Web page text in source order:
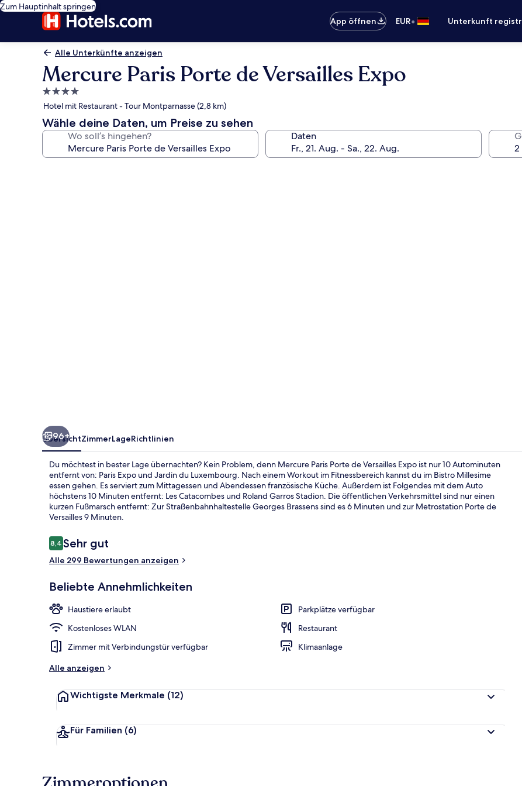
Zum Hauptinhalt springen
App öffnen
EUR• Unterkunft
Alle Unterkünfte anzeigen
Mercure Paris Porte de Versailles Expo
4.0-
Sterne-
Unterkunft
Hotel mit Restaurant - Tour Montparnasse (2,8 km)
Wähle deine Daten, um Preise zu sehen
Wo soll’s hingehen? Daten
Privilege,
96+
ÜbersichtZimmerLageRichtlinien
Du möchtest in bester Lage übernachten? Kein Problem, denn Mercure Paris Porte de Versailles Expo ist nur 10 Autominuten
entfernt von: Paris Expo und Jardin du Luxembourg. Nach einem Workout im Fitnessbereich kannst du im Bistro Millesime
essen gehen. Es serviert zum Mittagessen und Abendessen französische Küche. Außerdem ist Folgendes mit dem Auto
höchstens 10 Minuten entfernt: Les Catacombes und Roland Garros Stadion. Die öffentlichen Verkehrsmittel sind nur einen
kurzen Fußmarsch entfernt: Zur Straßenbahnhaltestelle Georges Brassens sind es 6 Minuten und zur Metrostation Porte de
Versailles 9 Minuten.
Bewertungen
8,48,4 von 10.
Sehr gut
Alle 299 Bewertungen anzeigen
Beliebte Annehmlichkeiten
Haustiere erlaubt
Parkplätze verfügbar
Kostenloses WLAN
Restaurant
Zimmer mit Verbindungstür verfügbar
Klimaanlage
Alle anzeigen
Wichtigste Merkmale (12)
Für Familien (6)